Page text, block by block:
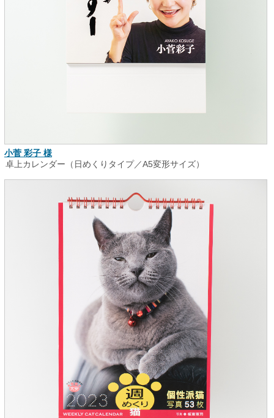
小菅 彩子 様
卓上カレンダー（日めくりタイプ／A5変形サイズ）